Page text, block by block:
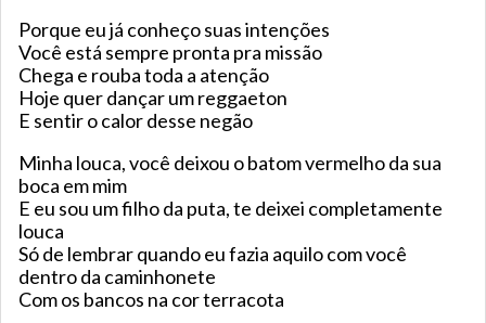
Porque eu já conheço suas intenções
Você está sempre pronta pra missão
Chega e rouba toda a atenção
Hoje quer dançar um reggaeton
E sentir o calor desse negão
Minha louca, você deixou o batom vermelho da sua
boca em mim
E eu sou um filho da puta, te deixei completamente
louca
Só de lembrar quando eu fazia aquilo com você
dentro da caminhonete
Com os bancos na cor terracota